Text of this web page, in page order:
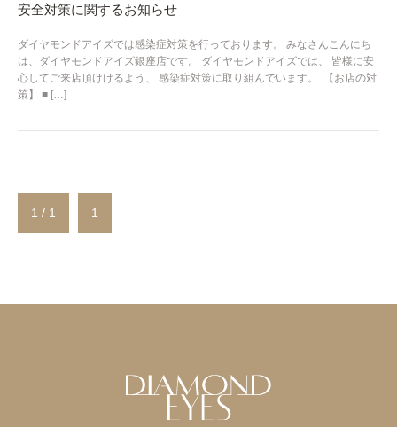
安全対策に関するお知らせ
ダイヤモンドアイズでは感染症対策を行っております。 みなさんこんにち
は、ダイヤモンドアイズ銀座店です。 ダイヤモンドアイズでは、 皆様に安
心してご来店頂けけるよう、 感染症対策に取り組んでいます。 ​ 【お店の対
策】 ■ […]
1 / 1 1